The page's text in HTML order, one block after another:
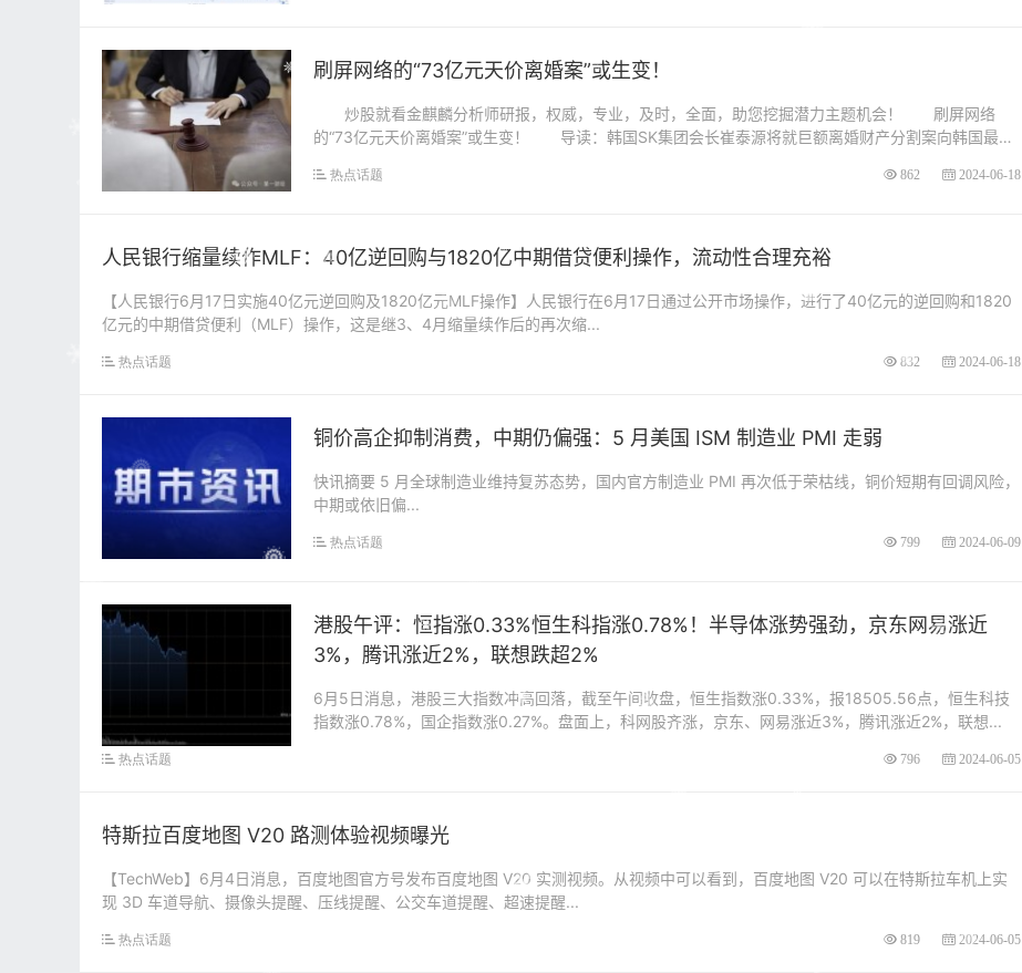
刷屏网络的“73亿元天价离婚案”或生变！
炒股就看金麒麟分析师研报，权威，专业，及时，全面，助您挖掘潜力主题机会！ 刷屏网络
的“73亿元天价离婚案”或生变！ 导读：韩国SK集团会长崔泰源将就巨额离婚财产分割案向韩国最高
热点话题 862 2024-06-18
人民银行缩量续作MLF：40亿逆回购与1820亿中期借贷便利操作，流动性合理充裕
【人民银行6月17日实施40亿元逆回购及1820亿元MLF操作】人民银行在6月17日通过公开市场操作，进行了40亿元的逆回购和1820
亿元的中期借贷便利（MLF）操作，这是继3、4月缩量续作后的再次缩...
热点话题 832 2024-06-18
铜价高企抑制消费，中期仍偏强：5 月美国 ISM 制造业 PMI 走弱
快讯摘要 5 月全球制造业维持复苏态势，国内官方制造业 PMI 再次低于荣枯线，铜价短期有回调风险，
中期或依旧偏...
热点话题 799 2024-06-09
港股午评：恒指涨0.33%恒生科指涨0.78%！半导体涨势强劲，京东网易涨近
3%，腾讯涨近2%，联想跌超2%
6月5日消息，港股三大指数冲高回落，截至午间收盘，恒生指数涨0.33%，报18505.56点，恒生科技
指数涨0.78%，国企指数涨0.27%。盘面上，科网股齐涨，京东、网易涨近3%，腾讯涨近2%，联想...
热点话题 796 2024-06-05
特斯拉百度地图 V20 路测体验视频曝光
【TechWeb】6月4日消息，百度地图官方号发布百度地图 V20 实测视频。从视频中可以看到，百度地图 V20 可以在特斯拉车机上实
现 3D 车道导航、摄像头提醒、压线提醒、公交车道提醒、超速提醒...
热点话题 819 2024-06-05